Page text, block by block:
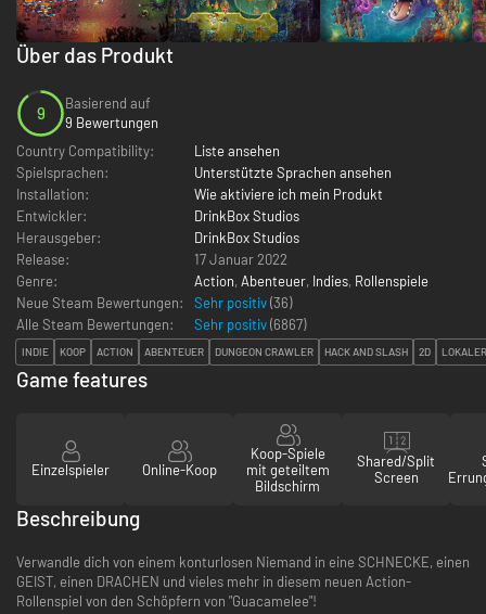
Über das Produkt
9
Basierend auf
9 Bewertungen
Country Compatibility:
Liste ansehen
Spielsprachen:
Unterstützte Sprachen ansehen
Installation:
Wie aktiviere ich mein Produkt
Entwickler:
DrinkBox Studios
Herausgeber:
DrinkBox Studios
Release:
17 Januar 2022
Genre:
Action, Abenteuer, Indies, Rollenspiele
Neue Steam Bewertungen:
Sehr positiv(36)
Alle Steam Bewertungen:
Sehr positiv(6867)
INDIE KOOP ACTION ABENTEUER DUNGEON CRAWLER HACK AND SLASH 2D
Game features
Einzelspieler Online-Koop
Koop-Spiele
mit geteiltem
Bildschirm
Shared/Split
Screen
Beschreibung
Verwandle dich von einem konturlosen Niemand in eine SCHNECKE, einen
GEIST, einen DRACHEN und vieles mehr in diesem neuen Action-
Rollenspiel von den Schöpfern von "Guacamelee"!